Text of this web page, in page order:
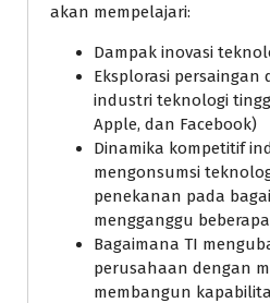
akan mempelajari:
Dampak inovasi
Eksplorasi persaingan
industri teknologi
Apple, dan Facebook)
Dinamika kompetitif
mengonsumsi
penekanan pada
mengganggu
Bagaimana TI
perusahaan dengan
membangun